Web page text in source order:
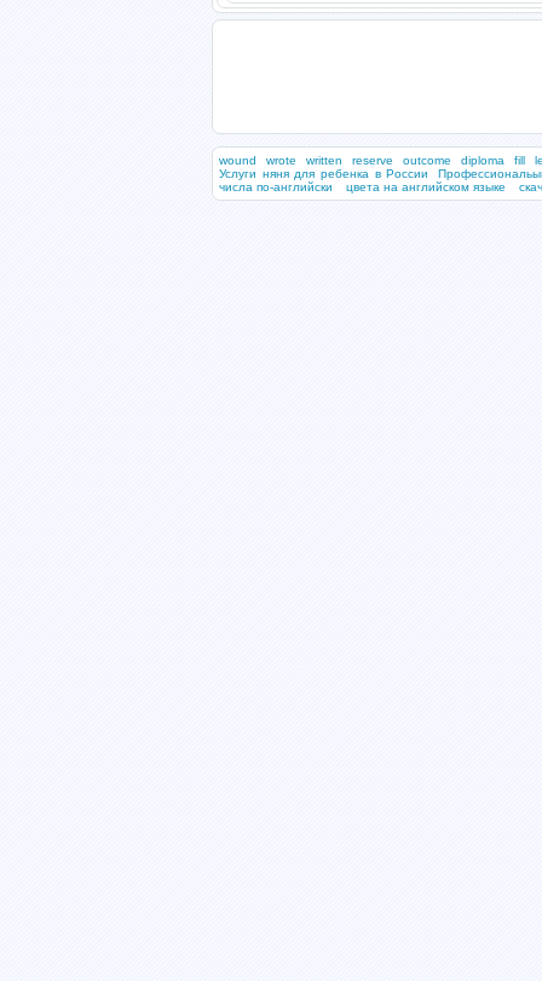
wound wrote written reserve outcome diploma fill
Услуги няня для ребенка в России
числа по-английски
цвета на английском языке